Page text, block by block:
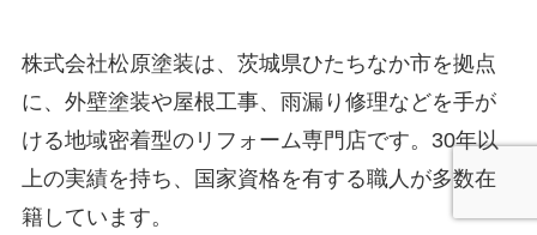
株式会社松原塗装は、茨城県ひたちなか市を拠点
に、外壁塗装や屋根工事、雨漏り修理などを手が
ける地域密着型のリフォーム専門店です。30年以
上の実績を持ち、国家資格を有する職人が多数在
籍しています。